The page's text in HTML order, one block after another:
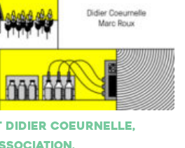
Didier Coeurnelle,